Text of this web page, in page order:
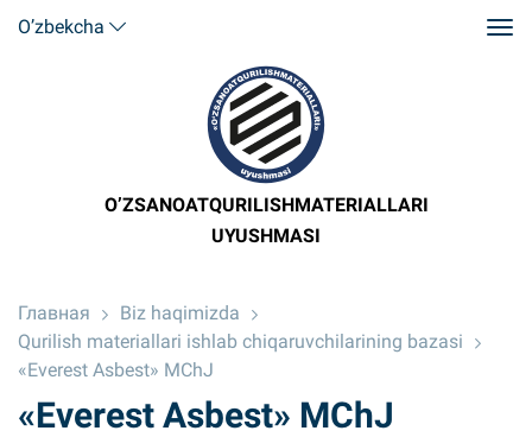
O’zbekcha
O’ZSANOATQURILISHMATERIALLARI
UYUSHMASI
Главная
Biz haqimizda
Qurilish materiallari ishlab chiqaruvchilarining bazasi
«Everest Asbest» MChJ
«Everest Asbest» MChJ